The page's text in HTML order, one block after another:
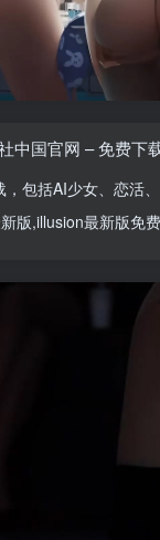
中国官网 – 免费下
，包括AI少女、 恋活、
版,illusion最新版免